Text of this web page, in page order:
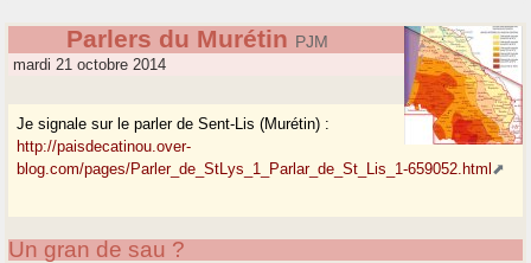
Parlers du Murétin PJM
mardi 21 octobre 2014
Je signale sur le parler de Sent-Lis (Murétin) :
http://paisdecatinou.over-
blog.com/pages/Parler_de_StLys_1_Parlar_de_St_Lis_1-659052.html
Un gran de sau ?